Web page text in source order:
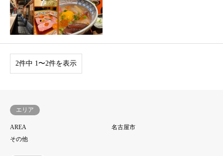
2件中 1〜2件を表示
エリア
AREA
名古屋市
その他